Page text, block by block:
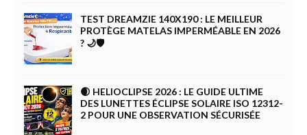
TEST DREAMZIE 140X190 : LE MEILLEUR
PROTÈGE MATELAS IMPERMÉABLE EN 2026
? 🌙🛡️
🌒 HELIOCLIPSE 2026 : LE GUIDE ULTIME
DES LUNETTES ÉCLIPSE SOLAIRE ISO 12312-
2 POUR UNE OBSERVATION SÉCURISÉE